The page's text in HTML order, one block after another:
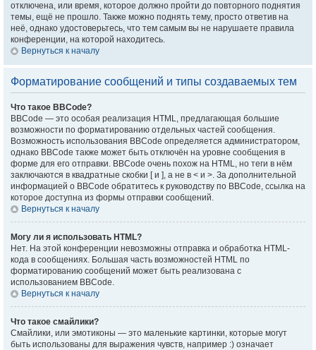
отключена, или время, которое должно пройти до повторного поднятия
темы, ещё не прошло. Также можно поднять тему, просто ответив на
неё, однако удостоверьтесь, что тем самым вы не нарушаете правила
конференции, на которой находитесь.
Вернуться к началу
Форматирование сообщений и типы создаваемых тем
Что такое BBCode?
BBCode — это особая реализация HTML, предлагающая большие
возможности по форматированию отдельных частей сообщения.
Возможность использования BBCode определяется администратором,
однако BBCode также может быть отключён на уровне сообщения в
форме для его отправки. BBCode очень похож на HTML, но теги в нём
заключаются в квадратные скобки [ и ], а не в < и >. За дополнительной
информацией о BBCode обратитесь к руководству по BBCode, ссылка на
которое доступна из формы отправки сообщений.
Вернуться к началу
Могу ли я использовать HTML?
Нет. На этой конференции невозможны отправка и обработка HTML-
кода в сообщениях. Большая часть возможностей HTML по
форматированию сообщений может быть реализована с
использованием BBCode.
Вернуться к началу
Что такое смайлики?
Смайлики, или эмотиконы — это маленькие картинки, которые могут
быть использованы для выражения чувств, например :) означает